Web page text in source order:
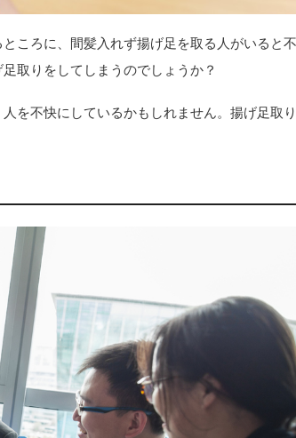
ころに、間髪入れず揚げ足を取る人がいると不
取りをしてしまうのでしょうか？
を不快にしているかもしれません。揚げ足取り